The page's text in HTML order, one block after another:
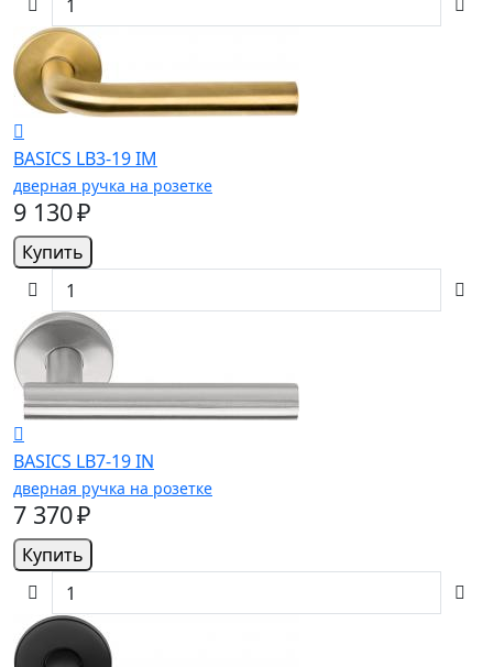
BASICS LB3-19 IM
дверная ручка на розетке
9 130 ₽
Купить
BASICS LB7-19 IN
дверная ручка на розетке
7 370 ₽
Купить